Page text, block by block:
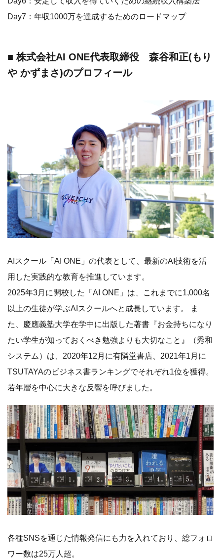
Day7：年収1000万を達成するためのロードマップ
■ 株式会社AI ONE代表取締役 森谷和正(もり
や かずまさ)のプロフィール
AIスクール「AI ONE」の代表として、最新のAI技術を活
用した実践的な教育を推進しています。
2025年3月に開校した「AI ONE」は、これまでに1,000名
以上の生徒が学ぶAIスクールへと成長しています。 ま
た、慶應義塾大学在学中に出版した著書『お金持ちになり
たい学生が知っておくべき勉強よりも大切なこと』（秀和
システム）は、2020年12月に有隣堂書店、2021年1月に
TSUTAYAのビジネス書ランキングでそれぞれ1位を獲得。
若年層を中心に大きな反響を呼びました。
各種SNSを通じた情報発信にも力を入れており、総フォロ
ワー数は25万人超。